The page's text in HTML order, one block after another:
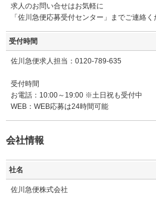
求人のお問い合せはお気軽に
「佐川急便応募受付センター」までご連絡く
受付時間
佐川急便求人担当：0120-789-635
受付時間
お電話：10:00～19:00 ※土日祝も受付中
WEB：WEB応募は24時間可能
会社情報
社名
佐川急便株式会社